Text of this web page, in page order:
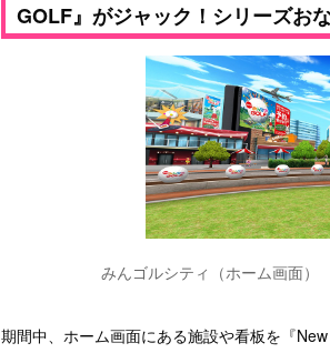
GOLF』がジャック！シリーズお
みんゴルシティ（ホーム画面）
期間中、ホーム画面にある施設や看板を『